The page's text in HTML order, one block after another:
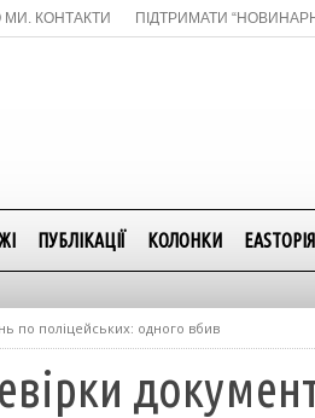
МИ. КОНТАКТИ ПІДТРИМАТИ
ПУБЛІКАЦІЇ КОЛОНКИ EASTОРІЯ
по поліцейських: одного вбив